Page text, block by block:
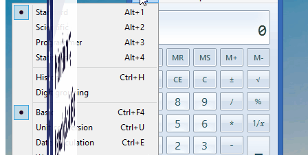
Simple Instagram
Phần mềm gửi follow, nhắn tin, nuôi nick Instagram.